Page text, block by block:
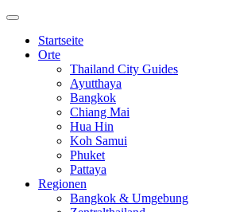
Startseite
Orte
Thailand City Guides
Ayutthaya
Bangkok
Chiang Mai
Hua Hin
Koh Samui
Phuket
Pattaya
Regionen
Bangkok & Umgebung